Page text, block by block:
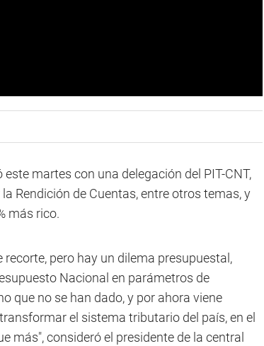
martes con una delegación del PIT-CNT,
Rendición de Cuentas, entre otros temas, y
más rico.
pero hay un dilema presupuestal,
Nacional en parámetros de
que no se han dado, y por ahora viene
el sistema tributario del país, en el
más", consideró el presidente de la central